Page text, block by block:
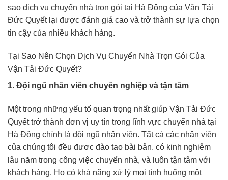
sao dịch vụ chuyển nhà trọn gói tại Hà Đông của Vận Tải
Đức Quyết lại được đánh giá cao và trở thành sự lựa chọn
tin cậy của nhiều khách hàng.
Tại Sao Nên Chọn Dịch Vụ Chuyển Nhà Trọn Gói Của
Vận Tải Đức Quyết?
1. Đội ngũ nhân viên chuyên nghiệp và tận tâm
Một trong những yếu tố quan trọng nhất giúp Vận Tải Đức
Quyết trở thành đơn vị uy tín trong lĩnh vực chuyển nhà tại
Hà Đông chính là đội ngũ nhân viên. Tất cả các nhân viên
của chúng tôi đều được đào tạo bài bản, có kinh nghiệm
lâu năm trong công việc chuyển nhà, và luôn tận tâm với
khách hàng. Họ có khả năng xử lý mọi tình huống một